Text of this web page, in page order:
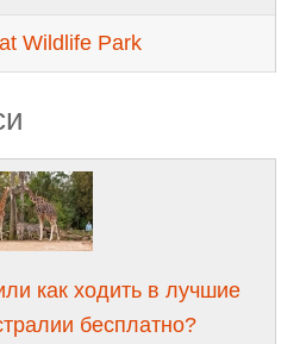
Wildlife Park
как ходить в лучшие
бесплатно?